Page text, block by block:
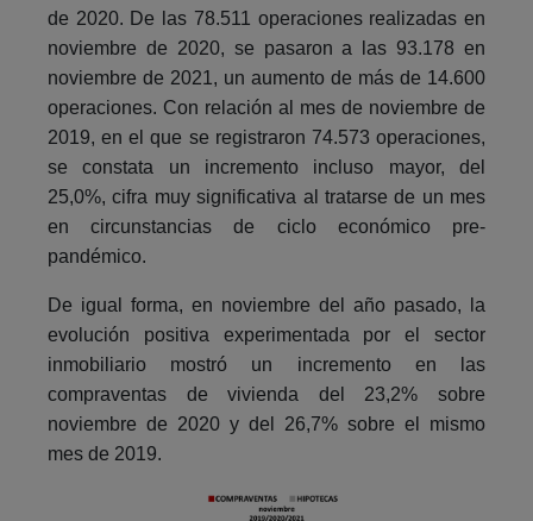
de 2020. De las 78.511 operaciones realizadas en
noviembre de 2020, se pasaron a las 93.178 en
noviembre de 2021, un aumento de más de 14.600
operaciones. Con relación al mes de noviembre de
2019, en el que se registraron 74.573 operaciones,
se constata un incremento incluso mayor, del
25,0%, cifra muy significativa al tratarse de un mes
en circunstancias de ciclo económico pre-
pandémico.
De igual forma, en noviembre del año pasado, la
evolución positiva experimentada por el sector
inmobiliario mostró un incremento en las
compraventas de vivienda del 23,2% sobre
noviembre de 2020 y del 26,7% sobre el mismo
mes de 2019.